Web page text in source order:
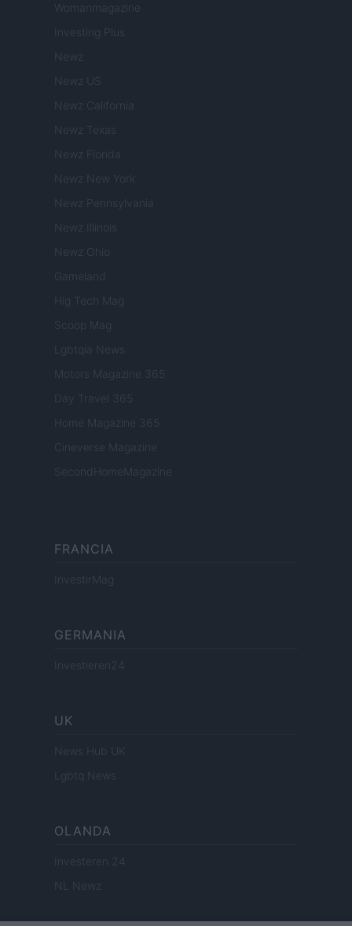
Womanmagazine
Investing Plus
Newz
Newz US
Newz California
Newz Texas
Newz Florida
Newz New York
Newz Pennsylvania
Newz Illinois
Newz Ohio
Gameland
Hig Tech Mag
Scoop Mag
Lgbtqia News
Motors Magazine 365
Day Travel 365
Home Magazine 365
Cineverse Magazine
SecondHomeMagazine
FRANCIA
InvestirMag
GERMANIA
Investieren24
UK
News Hub UK
Lgbtq News
OLANDA
Investeren 24
NL Newz